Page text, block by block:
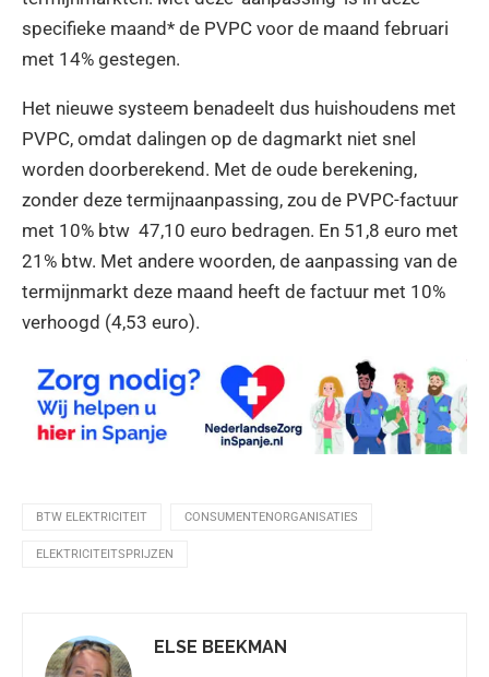
specifieke maand* de PVPC voor de maand februari
met 14% gestegen.
Het nieuwe systeem benadeelt dus huishoudens met
PVPC, omdat dalingen op de dagmarkt niet snel
worden doorberekend. Met de oude berekening,
zonder deze termijnaanpassing, zou de PVPC-factuur
met 10% btw 47,10 euro bedragen. En 51,8 euro met
21% btw. Met andere woorden, de aanpassing van de
termijnmarkt deze maand heeft de factuur met 10%
verhoogd (4,53 euro).
BTW ELEKTRICITEIT CONSUMENTENORGANISATIES
ELEKTRICITEITSPRIJZEN
ELSE BEEKMAN